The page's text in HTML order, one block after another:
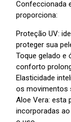
Confeccionada
proporciona:
Proteção UV:
proteger sua
Toque gelado e
conforto
Elasticidade
os movimentos
Aloe Vera: esta
incorporadas